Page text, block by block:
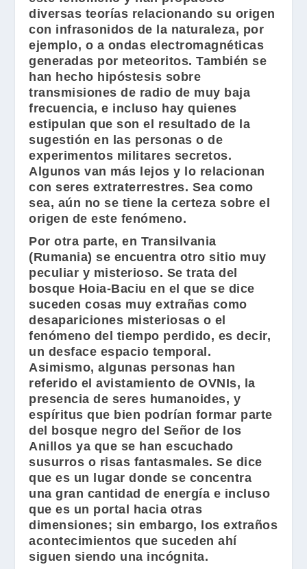
diversas teorías relacionando su origen
con infrasonidos de la naturaleza, por
ejemplo, o a ondas electromagnéticas
generadas por meteoritos. También se
han hecho hipóstesis sobre
transmisiones de radio de muy baja
frecuencia, e incluso hay quienes
estipulan que son el resultado de la
sugestión en las personas o de
experimentos militares secretos.
Algunos van más lejos y lo relacionan
con seres extraterrestres. Sea como
sea, aún no se tiene la certeza sobre el
origen de este fenómeno.
Por otra parte, en Transilvania
(Rumania) se encuentra otro sitio muy
peculiar y misterioso. Se trata del
bosque Hoia-Baciu en el que se dice
suceden cosas muy extrañas como
desapariciones misteriosas o el
fenómeno del tiempo perdido, es decir,
un desface espacio temporal.
Asimismo, algunas personas han
referido el avistamiento de OVNIs, la
presencia de seres humanoides, y
espíritus que bien podrían formar parte
del bosque negro del Señor de los
Anillos ya que se han escuchado
susurros o risas fantasmales. Se dice
que es un lugar donde se concentra
una gran cantidad de energía e incluso
que es un portal hacia otras
dimensiones; sin embargo, los extraños
acontecimientos que suceden ahí
siguen siendo una incógnita.